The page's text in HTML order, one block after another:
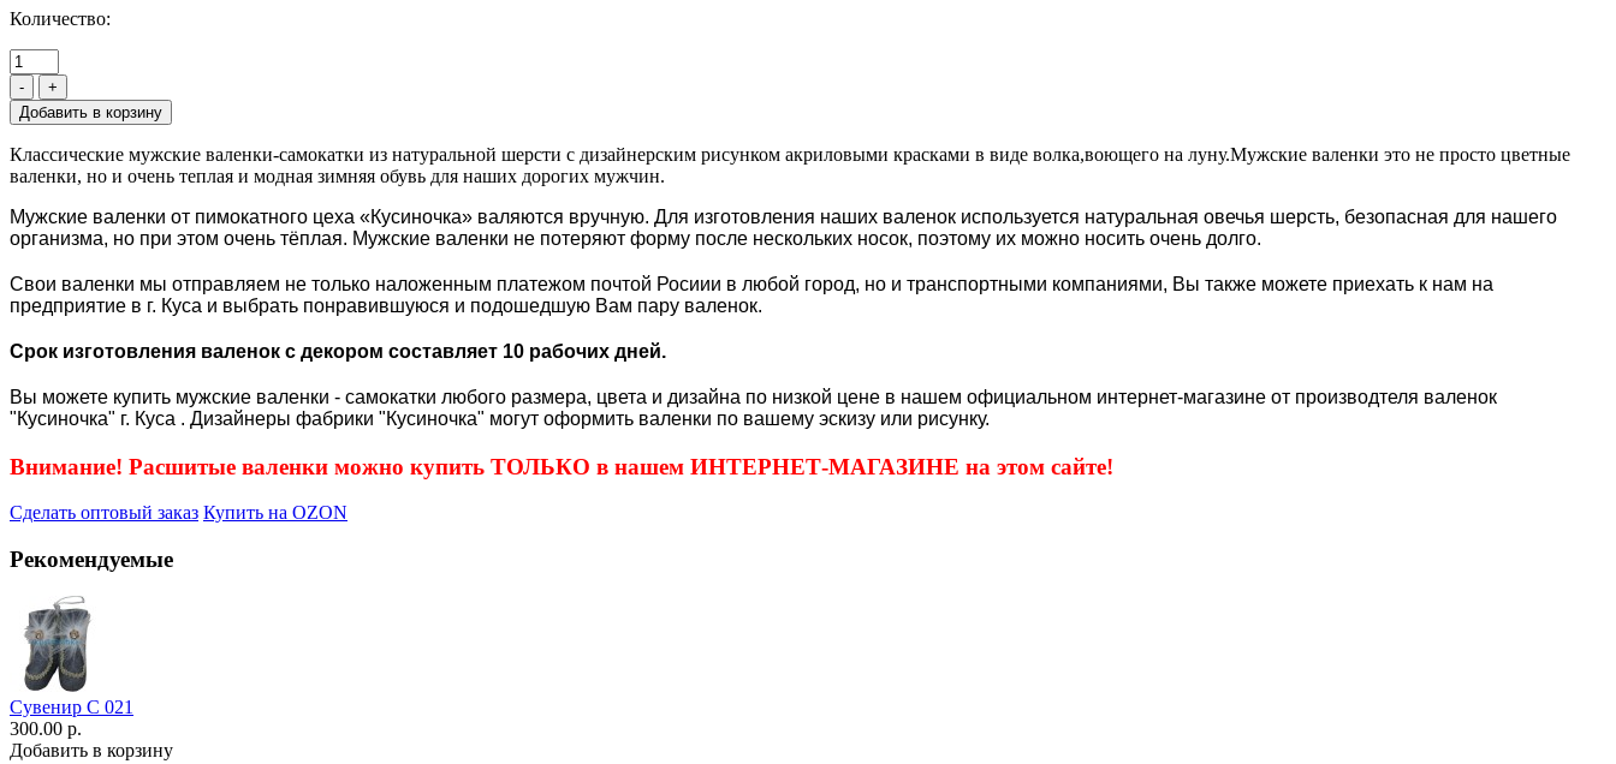
Количество:
- +
Классические мужские валенки-самокатки из натуральной шерсти с дизайнерским рисунком акриловыми красками в виде волка,воющего на луну.Мужские валенки это не просто цветные
валенки, но и очень теплая и модная зимняя обувь для наших дорогих мужчин.
Мужские валенки от пимокатного цеха «Кусиночка» валяются вручную. Для изготовления наших валенок используется натуральная овечья шерсть, безопасная для нашего
организма, но при этом очень тёплая. Мужские валенки не потеряют форму после нескольких носок, поэтому их можно носить очень долго.
Свои валенки мы отправляем не только наложенным платежом почтой Росиии в любой город, но и транспортными компаниями, Вы также можете приехать к нам на
предприятие в г. Куса и выбрать понравившуюся и подошедшую Вам пару валенок.
Срок изготовления валенок с декором составляет 10 рабочих дней.
Вы можете купить мужские валенки - самокатки любого размера, цвета и дизайна по низкой цене в нашем официальном интернет-магазине от производтеля валенок
"Кусиночка" г. Куса . Дизайнеры фабрики "Кусиночка" могут оформить валенки по вашему эскизу или рисунку.
Внимание! Расшитые валенки можно купить ТОЛЬКО в нашем ИНТЕРНЕТ-МАГАЗИНЕ на этом сайте!
Сделать оптовый заказ Купить на OZON
Рекомендуемые
Сувенир С 021
300.00 р.
Добавить в корзину